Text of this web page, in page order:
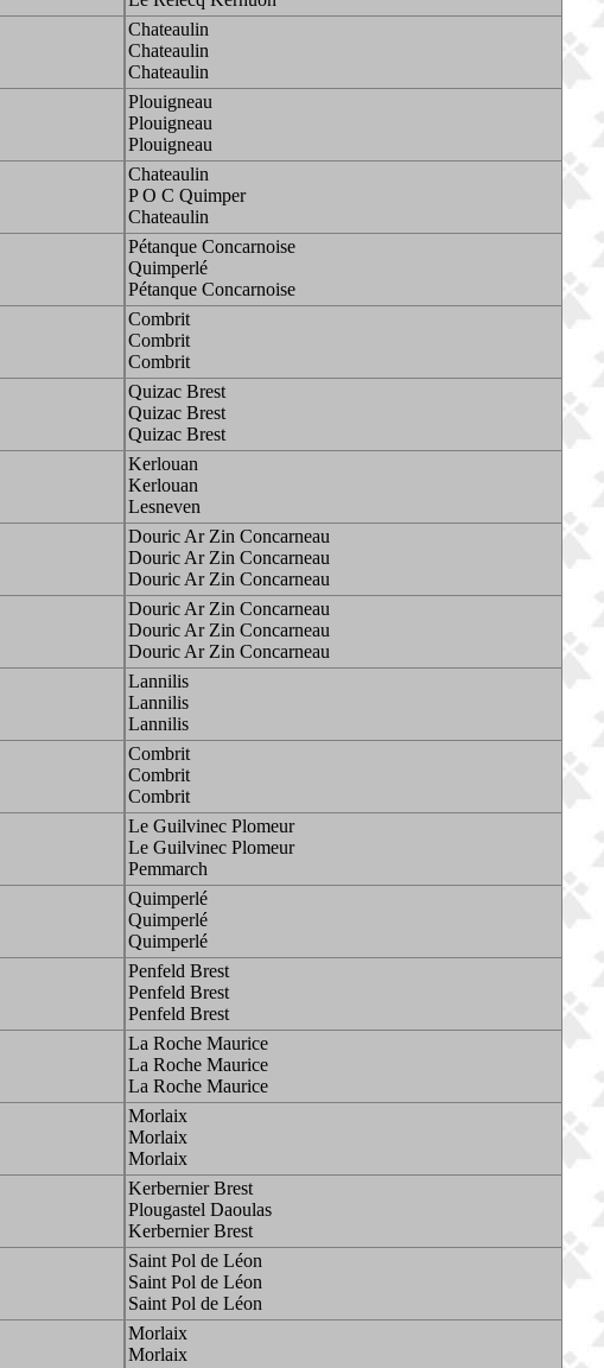
Chateaulin
Chateaulin
Chateaulin
Plouigneau
Plouigneau
Plouigneau
Chateaulin
P O C Quimper
Chateaulin
Pétanque Concarnoise
Quimperlé
Pétanque Concarnoise
Combrit
Combrit
Combrit
Quizac Brest
Quizac Brest
Quizac Brest
Kerlouan
Kerlouan
Lesneven
Douric Ar Zin Concarneau
Douric Ar Zin Concarneau
Douric Ar Zin Concarneau
Douric Ar Zin Concarneau
Douric Ar Zin Concarneau
Douric Ar Zin Concarneau
Lannilis
Lannilis
Lannilis
Combrit
Combrit
Combrit
Le Guilvinec Plomeur
Le Guilvinec Plomeur
Pemmarch
Quimperlé
Quimperlé
Quimperlé
Penfeld Brest
Penfeld Brest
Penfeld Brest
La Roche Maurice
La Roche Maurice
La Roche Maurice
Morlaix
Morlaix
Morlaix
Kerbernier Brest
Plougastel Daoulas
Kerbernier Brest
Saint Pol de Léon
Saint Pol de Léon
Saint Pol de Léon
Morlaix
Morlaix